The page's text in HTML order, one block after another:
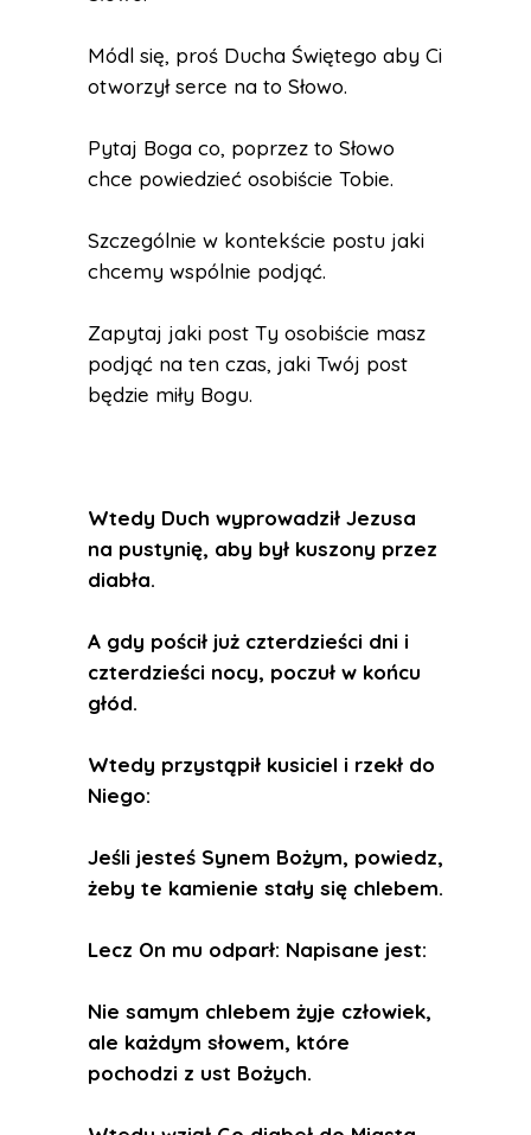
Módl się, proś Ducha Świętego aby Ci
otworzył serce na to Słowo.
Pytaj Boga co, poprzez to Słowo
chce powiedzieć osobiście Tobie.
Szczególnie w kontekście postu jaki
chcemy wspólnie podjąć.
Zapytaj jaki post Ty osobiście masz
podjąć na ten czas, jaki Twój post
będzie miły Bogu.
Wtedy Duch wyprowadził Jezusa
na pustynię, aby był kuszony przez
diabła.
A gdy pościł już czterdzieści dni i
czterdzieści nocy, poczuł w końcu
głód.
Wtedy przystąpił kusiciel i rzekł do
Niego:
Jeśli jesteś Synem Bożym, powiedz,
żeby te kamienie stały się chlebem.
Lecz On mu odparł: Napisane jest:
Nie samym chlebem żyje człowiek,
ale każdym słowem, które
pochodzi z ust Bożych.